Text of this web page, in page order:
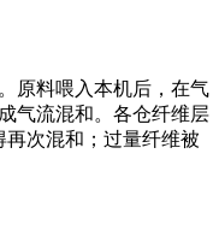
原料喂入本机后，在气
气流混和。各仓纤维层
再次混和；过量纤维被